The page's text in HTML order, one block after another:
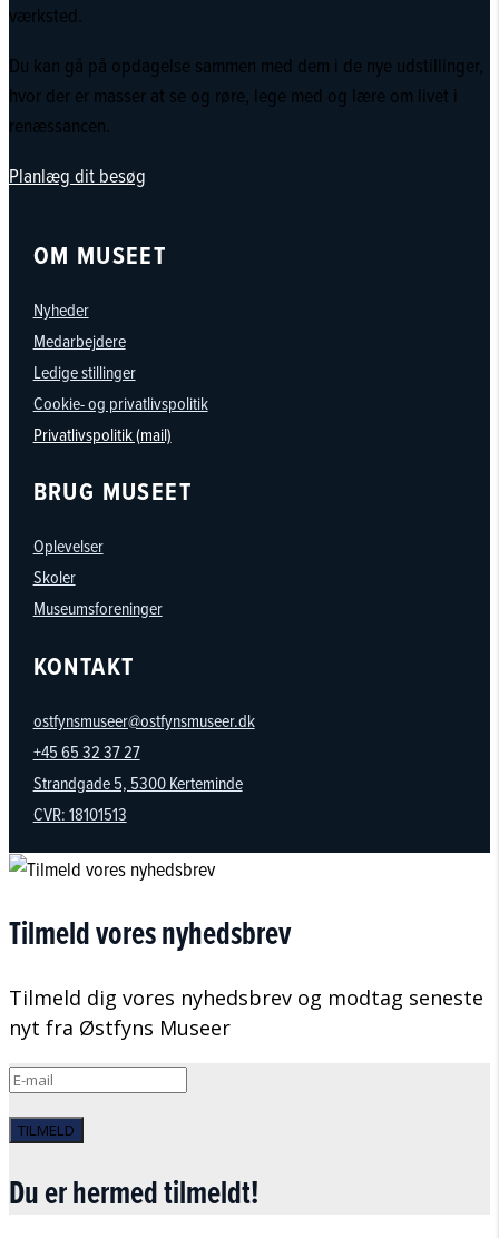
værksted.
Du kan gå på opdagelse sammen med dem i de nye udstillinger,
hvor der er masser at se og røre, lege med og lære om livet i
renæssancen.
Planlæg dit besøg
OM MUSEET
Nyheder
Medarbejdere
Ledige stillinger
Cookie- og privatlivspolitik
Privatlivspolitik (mail)
BRUG MUSEET
Oplevelser
Skoler
Museumsforeninger
KONTAKT
ostfynsmuseer@ostfynsmuseer.dk
+45 65 32 37 27
Strandgade 5, 5300 Kerteminde
CVR: 18101513
Tilmeld vores nyhedsbrev
Tilmeld dig vores nyhedsbrev og modtag seneste
nyt fra Østfyns Museer
TILMELD
Du er hermed tilmeldt!